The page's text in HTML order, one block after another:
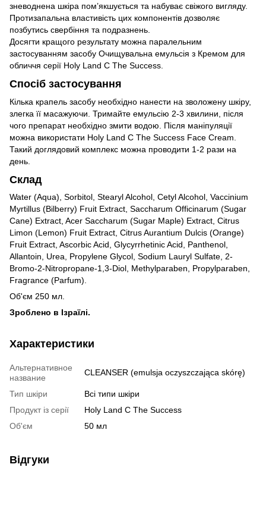
зневоднена шкіра пом’якшується та набуває свіжого вигляду.
Протизапальна властивість цих компонентів дозволяє
позбутись свербіння та подразнень.
Досягти кращого результату можна паралельним
застосуванням засобу Очищувальна емульсія з Кремом для
обличчя серії Holy Land C The Success.
Спосіб застосування
Кілька крапель засобу необхідно нанести на зволожену шкіру,
злегка її масажуючи. Тримайте емульсію 2-3 хвилини, після
чого препарат необхідно змити водою. Після маніпуляції
можна використати Holy Land C The Success Face Cream.
Такий доглядовий комплекс можна проводити 1-2 рази на
день.
Склад
Water (Aqua), Sorbitol, Stearyl Alcohol, Cetyl Alcohol, Vaccinium
Myrtillus (Bilberry) Fruit Extract, Saccharum Officinarum (Sugar
Cane) Extract, Acer Saccharum (Sugar Maple) Extract, Citrus
Limon (Lemon) Fruit Extract, Citrus Aurantium Dulcis (Orange)
Fruit Extract, Ascorbic Acid, Glycyrrhetinic Acid, Panthenol,
Allantoin, Urea, Propylene Glycol, Sodium Lauryl Sulfate, 2-
Bromo-2-Nitropropane-1,3-Diol, Methylparaben, Propylparaben,
Fragrance (Parfum).
Об'єм 250 мл.
Зроблено в Ізраїлі.
Характеристики
Альтернативное
название
CLEANSER (emulsja oczyszczająca skórę)
Тип шкіри
Всі типи шкіри
Продукт із серії
Holy Land C The Success
Об'єм
50 мл
Відгуки